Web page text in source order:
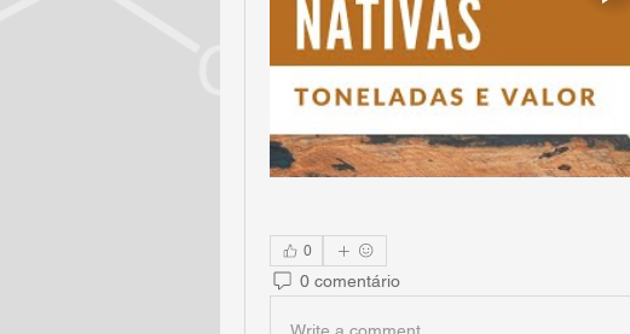
0
0 comentário
Write a comment...